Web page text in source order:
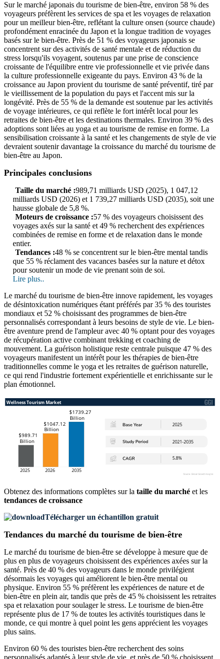
Sur le marché japonais du tourisme de bien-être, environ 58 % des
voyageurs préfèrent les services de spa et les voyages de relaxation
pour un meilleur bien-être, reflétant la culture onsen (source chaude)
profondément enracinée du Japon et la longue tradition de voyages
basés sur le bien-être. Près de 51 % des voyageurs japonais se
concentrent sur des activités de santé mentale et de réduction du
stress lorsqu'ils voyagent, soutenus par une prise de conscience
croissante de l'équilibre entre vie professionnelle et vie privée dans
la culture professionnelle exigeante du pays. Environ 43 % de la
croissance au Japon provient du tourisme de santé préventif, tiré par
le vieillissement de la population du pays et l'accent mis sur la
longévité. Près de 55 % de la demande est soutenue par les activités
de voyage intérieures, ce qui reflète le fort intérêt local pour les
retraites de bien-être et les destinations thermales. Environ 39 % des
adoptions sont liées au yoga et au tourisme de remise en forme. La
sensibilisation croissante à la santé et les changements de style de vie
devraient soutenir davantage la croissance du marché du tourisme de
bien-être au Japon.
Principales conclusions
Taille du marché :989,71 milliards USD (2025), 1 047,12
milliards USD (2026) et 1 739,27 milliards USD (2035), soit une
hausse globale de 5,8 %.
Moteurs de croissance :57 % des voyageurs choisissent des
voyages axés sur la santé et 49 % recherchent des expériences
combinées de remise en forme et de relaxation dans le monde
entier.
Tendances :48 % se concentrent sur le bien-être mental tandis
que 55 % réclament des vacances basées sur la nature et détox
pour soutenir un mode de vie prenant soin de soi.
Lire plus..
Le marché du tourisme de bien-être innove rapidement, les voyages
de désintoxication numériques étant préférés par 35 % des touristes
mondiaux et 52 % choisissant des programmes de bien-être
personnalisés correspondant à leurs besoins de style de vie. Le bien-
être aventure prend de l'ampleur avec 40 % optant pour des voyages
de récupération active combinant trekking et coaching de
mouvement. La guérison holistique reste centrale puisque 47 % des
voyageurs manifestent un intérêt pour les thérapies de bien-être
traditionnelles comme le yoga et les retraites de guérison naturelle,
ce qui rend l'industrie fortement expérientielle et enrichissante sur le
plan émotionnel.
Obtenez des informations complètes sur la taille du marché et les
tendances de croissance
Télécharger un échantillon gratuit
Tendances du marché du tourisme de bien-être
Le marché du tourisme de bien-être se développe à mesure que de
plus en plus de voyageurs choisissent des expériences axées sur la
santé. Près de 40 % des voyageurs dans le monde privilégient
désormais les voyages qui améliorent le bien-être mental ou
physique. Environ 55 % préfèrent les expériences de nature et de
bien-être en plein air, tandis que près de 45 % choisissent les retraites
spa et relaxation pour soulager le stress. Le tourisme de bien-être
représente plus de 17 % de toutes les activités touristiques dans le
monde, ce qui montre à quel point les gens apprécient les voyages
plus sains.
Environ 60 % des touristes bien-être recherchent des soins